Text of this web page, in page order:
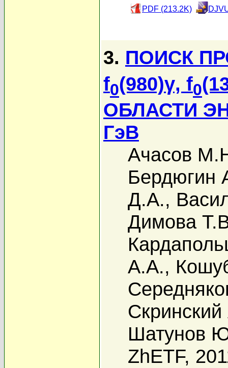
PDF (213.2K)
3. ПОИСК
f0(980)γ, f0
ОБЛАСТИ
ГэВ
Ачасов
Бердюгин
Д.А.,
Димова
А.А.,
Шатунов
ZhETF,